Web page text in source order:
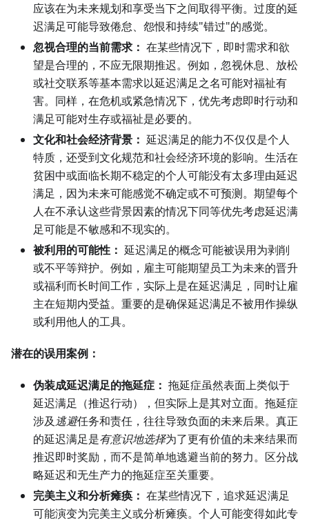
应该在为未来规划和享受当下之间取得平衡。过度的延
迟满足可能导致倦怠、怨恨和持续"错过"的感觉。
忽视合理的当前需求： 在某些情况下，即时需求和欲
望是合理的，不应无限期推迟。例如，忽视休息、放松
或社交联系等基本需求以延迟满足之名可能对福祉有
害。同样，在危机或紧急情况下，优先考虑即时行动和
满足可能对生存或福祉是必要的。
文化和社会经济背景： 延迟满足的能力不仅仅是个人
特质，还受到文化规范和社会经济环境的影响。生活在
贫困中或面临长期不稳定的个人可能没有太多理由延迟
满足，因为未来可能感觉不确定或不可预测。期望每个
人在不承认这些背景因素的情况下同等优先考虑延迟满
足可能是不敏感和不现实的。
被利用的可能性： 延迟满足的概念可能被误用为剥削
或不平等辩护。例如，雇主可能期望员工为未来的晋升
或福利而长时间工作，实际上是在延迟满足，同时让雇
主在短期内受益。重要的是确保延迟满足不被用作操纵
或利用他人的工具。
潜在的误用案例：
伪装成延迟满足的拖延症： 拖延症虽然表面上类似于
延迟满足（推迟行动），但实际上是其对立面。拖延症
涉及逃避任务和责任，往往导致负面的未来后果。真正
的延迟满足是有意识地选择为了更有价值的未来结果而
推迟即时奖励，而不是简单地逃避当前的努力。区分战
略延迟和无生产力的拖延症至关重要。
完美主义和分析瘫痪： 在某些情况下，追求延迟满足
可能演变为完美主义或分析瘫痪。个人可能变得如此专